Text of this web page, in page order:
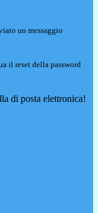
un messaggio
il reset della password
di posta elettronica!